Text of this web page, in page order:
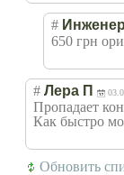
#
650 грн
# Лера П
Пропадает
Как быстро
Обновить